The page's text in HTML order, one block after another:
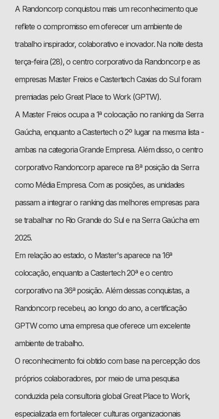
A Randoncorp conquistou mais um reconhecimento que
reflete o compromisso em oferecer um ambiente de
trabalho inspirador, colaborativo e inovador. Na noite desta
terça-feira (28), o centro corporativo da Randoncorp e as
empresas Master Freios e Castertech Caxias do Sul foram
premiadas pelo Great Place to Work (GPTW).
A Master Freios ocupa a 1ª colocação no ranking da Serra
Gaúcha, enquanto a Castertech o 2º lugar na mesma lista -
ambas na categoria Grande Empresa. Além disso, o centro
corporativo Randoncorp aparece na 8ª posição da Serra
como Média Empresa. Com as posições, as unidades
passam a integrar o ranking das melhores empresas para
se trabalhar no Rio Grande do Sul e na Serra Gaúcha em
2025.
Em relação ao estado, o Master's aparece na 16ª
colocação, enquanto a Castertech 20ª e o centro
corporativo na 36ª posição. Além dessas conquistas, a
Randoncorp recebeu, ao longo do ano, a certificação
GPTW como uma empresa que oferece um excelente
ambiente de trabalho.
O reconhecimento foi obtido com base na percepção dos
próprios colaboradores, por meio de uma pesquisa
conduzida pela consultoria global Great Place to Work,
especializada em fortalecer culturas organizacionais